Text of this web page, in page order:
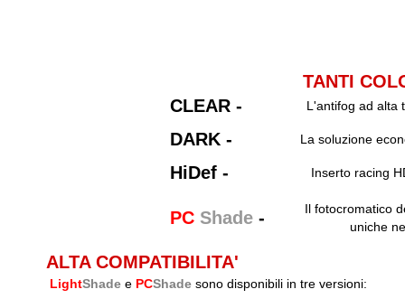
TANTI
CLEAR -
L'antifog ad alta
DARK - La soluzione
HiDef - Inserto racing
PC Shade -
Il fotocromatico
uniche
ALTA COMPATIBILITA'
LightShade e PCShade sono disponibili in tre versioni: